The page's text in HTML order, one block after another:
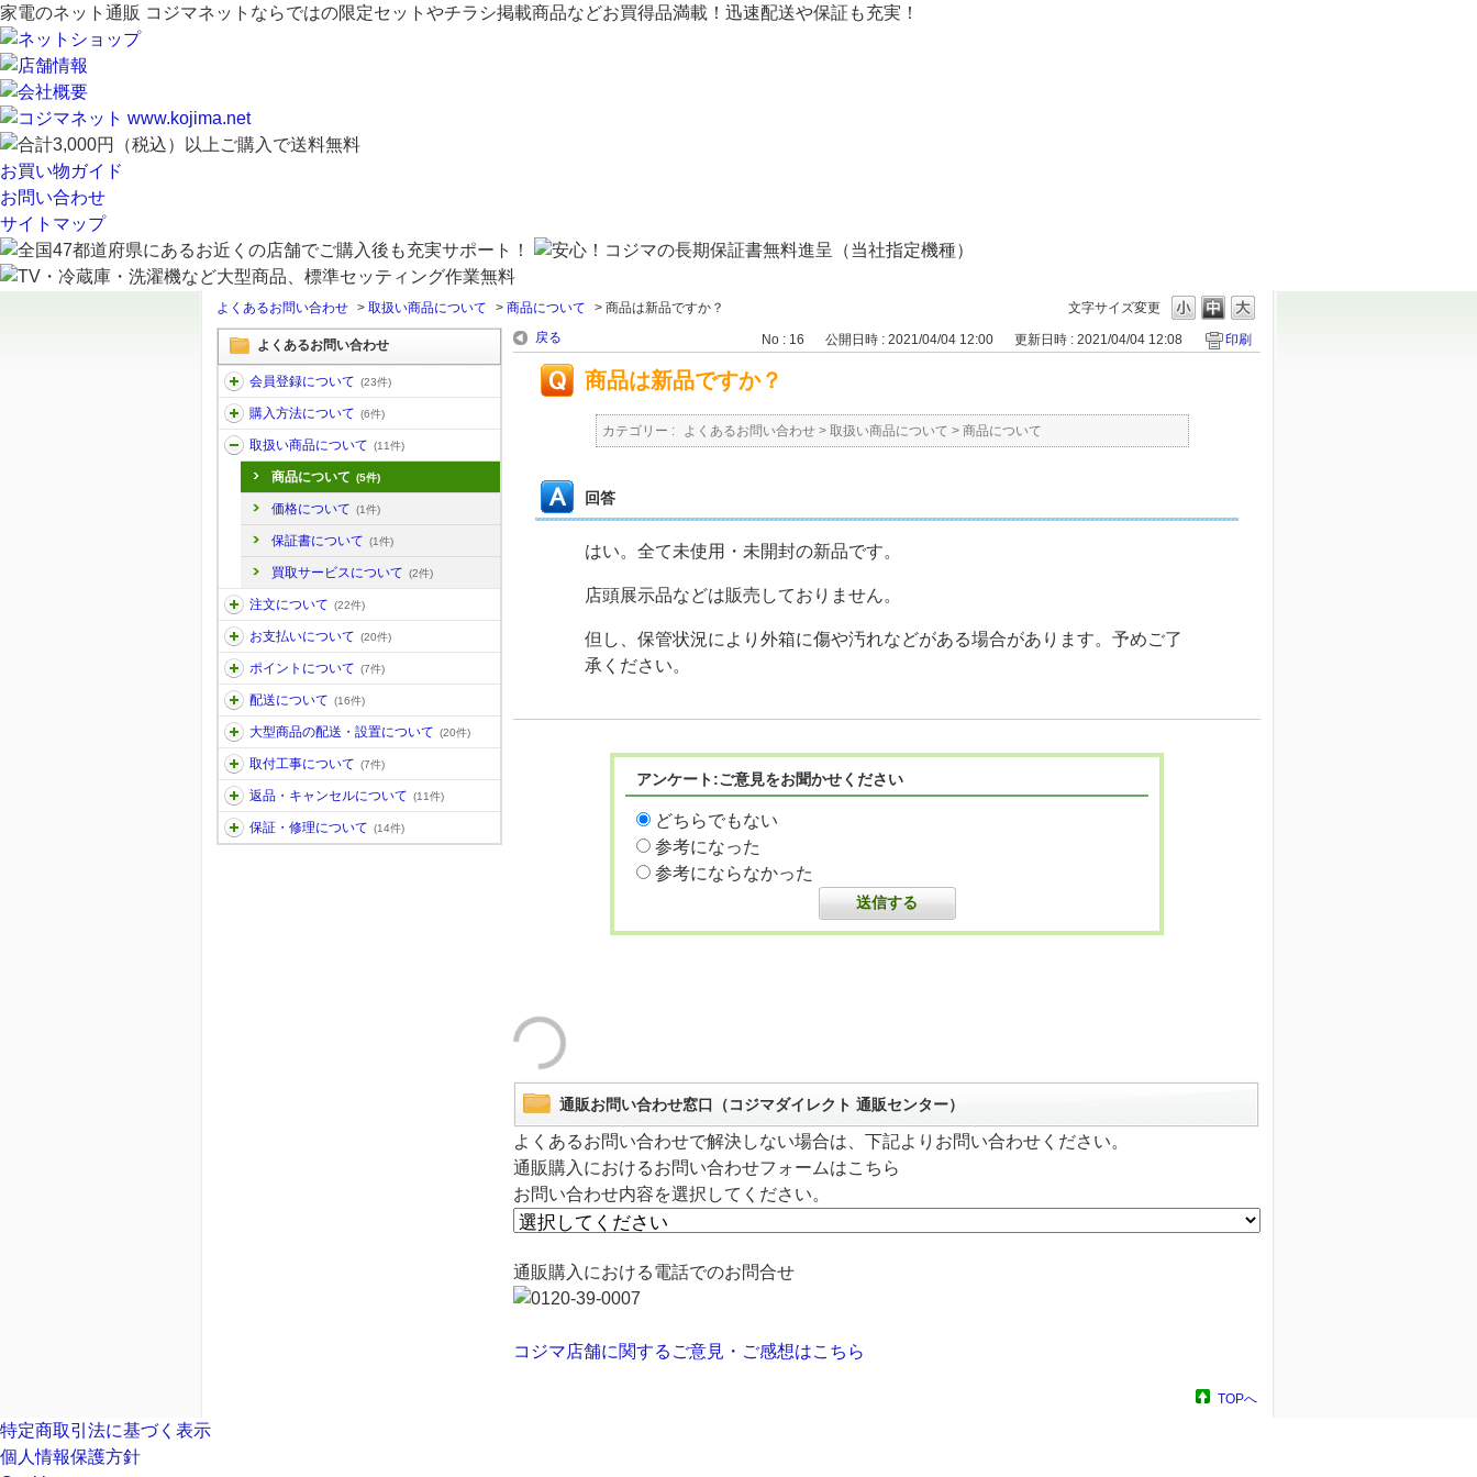
家電のネット通販 コジマネットならではの限定セットやチラシ掲載商品などお買得品満載！迅速配送や保証も充実！
お買い物ガイド
お問い合わせ
サイトマップ
文字サイズ変更
よくあるお問い合わせ > 取扱い商品について > 商品について > 商品は新品ですか？
よくあるお問い合わせ
会員登録について (23件)
購入方法について (6件)
取扱い商品について (11件)
商品について (5件)
価格について (1件)
保証書について (1件)
買取サービスについて (2件)
注文について (22件)
お支払いについて (20件)
ポイントについて (7件)
配送について (16件)
大型商品の配送・設置について (20件)
取付工事について (7件)
返品・キャンセルについて (11件)
保証・修理について (14件)
戻る No : 16 公開日時 : 2021/04/04 12:00 更新日時 : 2021/04/04 12:08 印刷
商品は新品ですか？
カテゴリー : よくあるお問い合わせ > 取扱い商品について > 商品について
回答
はい。全て未使用・未開封の新品です。
店頭展示品などは販売しておりません。
但し、保管状況により外箱に傷や汚れなどがある場合があります。予めご了
承ください。
アンケート:ご意見をお聞かせください
どちらでもない
参考になった
参考にならなかった
通販お問い合わせ窓口（コジマダイレクト 通販センター）
よくあるお問い合わせで解決しない場合は、下記よりお問い合わせください。
通販購入におけるお問い合わせフォームはこちら
お問い合わせ内容を選択してください。
通販購入における電話でのお問合せ
コジマ店舗に関するご意見・ご感想はこちら
TOPへ
特定商取引法に基づく表示
個人情報保護方針